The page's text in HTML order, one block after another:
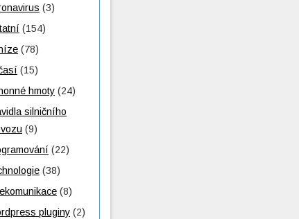
(3)
(154)
(78)
(15)
hmoty (24)
silničního
(9)
(22)
(38)
(8)
pluginy (2)